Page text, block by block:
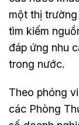
một thị
tìm kiếm
đáp ứng nhu
trong nước.
Theo phóng
các Phòng